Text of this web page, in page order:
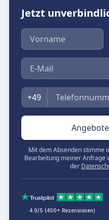
Jetzt
Vorname
E-Mail
Telefon
+49
Mit dem Absenden stimme
Bearbeitung meiner Anfrage
der
4.9/5 (400+ Rezensionen)